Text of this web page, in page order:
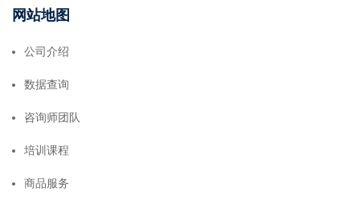
网站地图
公司介绍
数据查询
咨询师团队
培训课程
商品服务